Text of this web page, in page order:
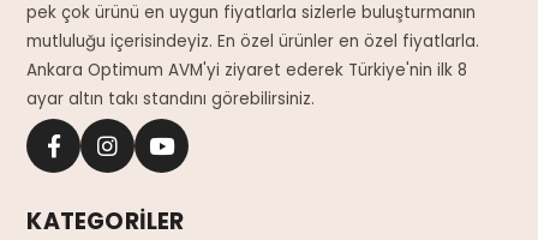
pek çok ürünü en uygun fiyatlarla sizlerle buluşturmanın
mutluluğu içerisindeyiz. En özel ürünler en özel fiyatlarla.
Ankara Optimum AVM'yi ziyaret ederek Türkiye'nin ilk 8
ayar altın takı standını görebilirsiniz.
KATEGORİLER